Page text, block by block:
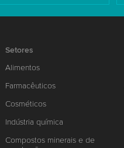
Setores
Alimentos
Farmacêuticos
Cosméticos
Indústria química
Compostos minerais e de